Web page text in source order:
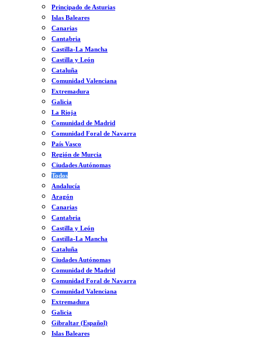
Principado de Asturias
Islas Baleares
Canarias
Cantabria
Castilla-La Mancha
Castilla y León
Cataluña
Comunidad Valenciana
Extremadura
Galicia
La Rioja
Comunidad de Madrid
Comunidad Foral de Navarra
País Vasco
Región de Murcia
Ciudades Autónomas
Todos
Andalucía
Aragón
Canarias
Cantabria
Castilla y León
Castilla-La Mancha
Cataluña
Ciudades Autónomas
Comunidad de Madrid
Comunidad Foral de Navarra
Comunidad Valenciana
Extremadura
Galicia
Gibraltar (Español)
Islas Baleares